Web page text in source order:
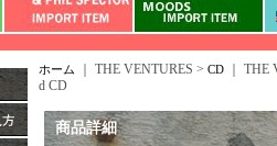
ホーム ｜ THE VENTURES > CD｜ THE
d CD
商品詳細